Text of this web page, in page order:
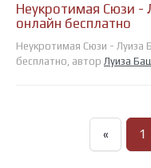
Неукротимая Сюзи -
онлайн бесплатно
Неукротимая Сюзи - Луиза
бесплатно, автор Луиза
« 1